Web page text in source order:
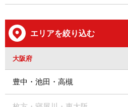
エリアを絞り込む
大阪府
豊中・池田・高槻